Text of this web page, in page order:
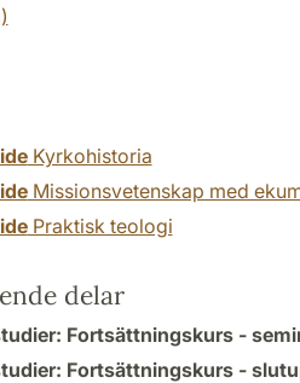
Kyrkohistoria
Missionsvetenskap med
Praktisk teologi
delar
Fortsättningskurs -
Fortsättningskurs -